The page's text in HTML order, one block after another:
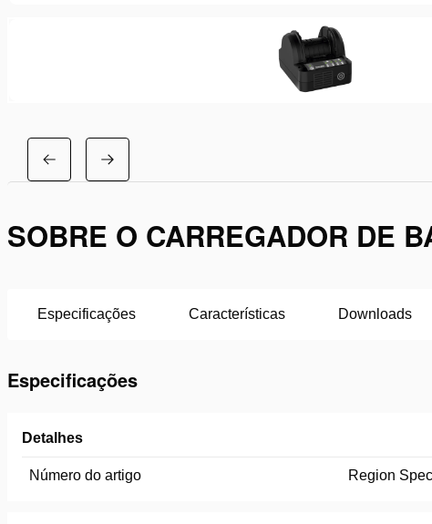
SOBRE O CARREGADOR DE
Especificações Características Downloads
Especificações
Detalhes
Número do artigo Region